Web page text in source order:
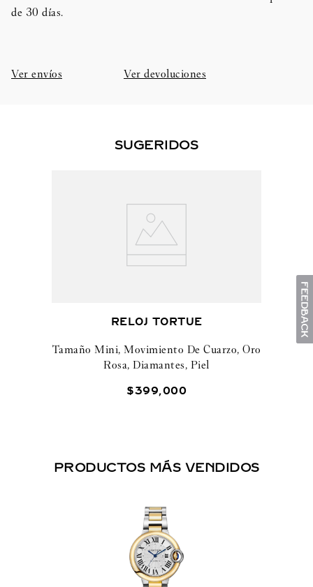
de 30 días.​
Ver envíos Ver devoluciones
SUGERIDOS
RELOJ TORTUE
Tamaño Mini, Movimiento De Cuarzo, Oro
Rosa, Diamantes, Piel
$399,000
PRODUCTOS MÁS VENDIDOS